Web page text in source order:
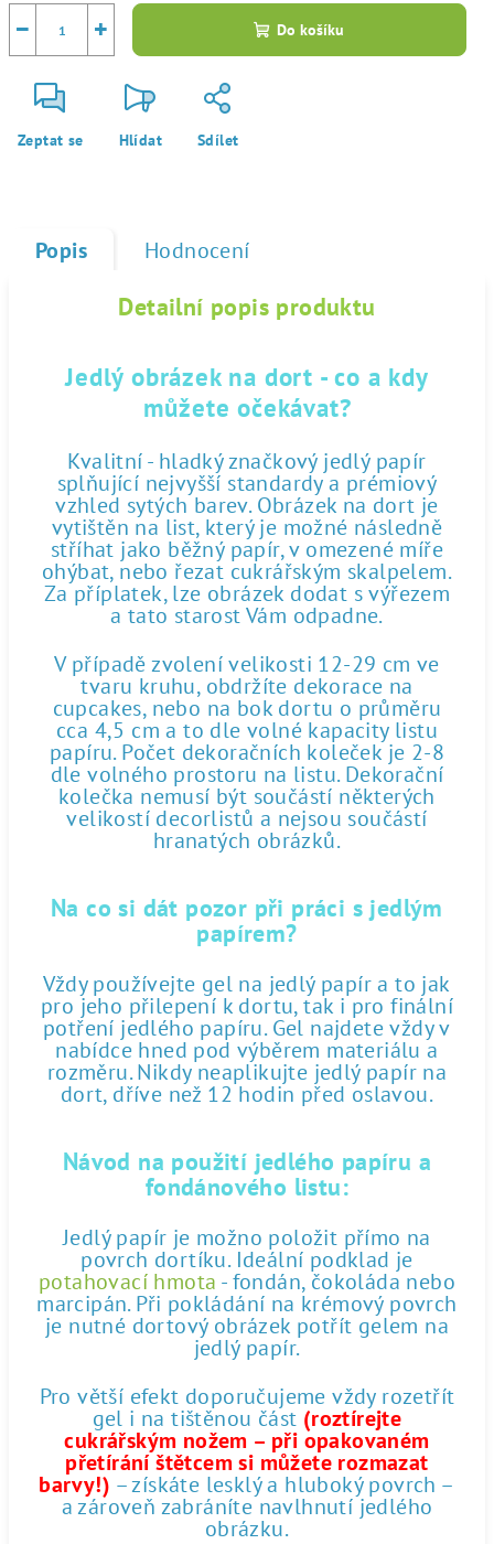
+
− Do košíku
Zeptat se Hlídat Sdílet
Popis Hodnocení
Detailní popis produktu
Jedlý obrázek na dort - co a kdy
můžete očekávat?
Kvalitní - hladký značkový jedlý papír
splňující nejvyšší standardy a prémiový
vzhled sytých barev. Obrázek na dort je
vytištěn na list, který je možné následně
stříhat jako běžný papír, v omezené míře
ohýbat, nebo řezat cukrářským skalpelem.
Za příplatek, lze obrázek dodat s výřezem
a tato starost Vám odpadne.
V případě zvolení velikosti 12-29 cm ve
tvaru kruhu, obdržíte dekorace na
cupcakes, nebo na bok dortu o průměru
cca 4,5 cm a to dle volné kapacity listu
papíru. Počet dekoračních koleček je 2-8
dle volného prostoru na listu. Dekorační
kolečka nemusí být součástí některých
velikostí decorlistů a nejsou součástí
hranatých obrázků.
Na co si dát pozor při práci s jedlým
papírem?
Vždy používejte gel na jedlý papír a to jak
pro jeho přilepení k dortu, tak i pro finální
potření jedlého papíru. Gel najdete vždy v
nabídce hned pod výběrem materiálu a
rozměru. Nikdy neaplikujte jedlý papír na
dort, dříve než 12 hodin před oslavou.
Návod na použití jedlého papíru a
fondánového listu:
Jedlý papír je možno položit přímo na
povrch dortíku. Ideální podklad je
potahovací hmota - fondán, čokoláda nebo
marcipán. Při pokládání na krémový povrch
je nutné dortový obrázek potřít gelem na
jedlý papír.
Pro větší efekt doporučujeme vždy rozetřít
gel i na tištěnou část (roztírejte
cukrářským nožem – při opakovaném
přetírání štětcem si můžete rozmazat
barvy!) – získáte lesklý a hluboký povrch –
a zároveň zabráníte navlhnutí jedlého
obrázku.